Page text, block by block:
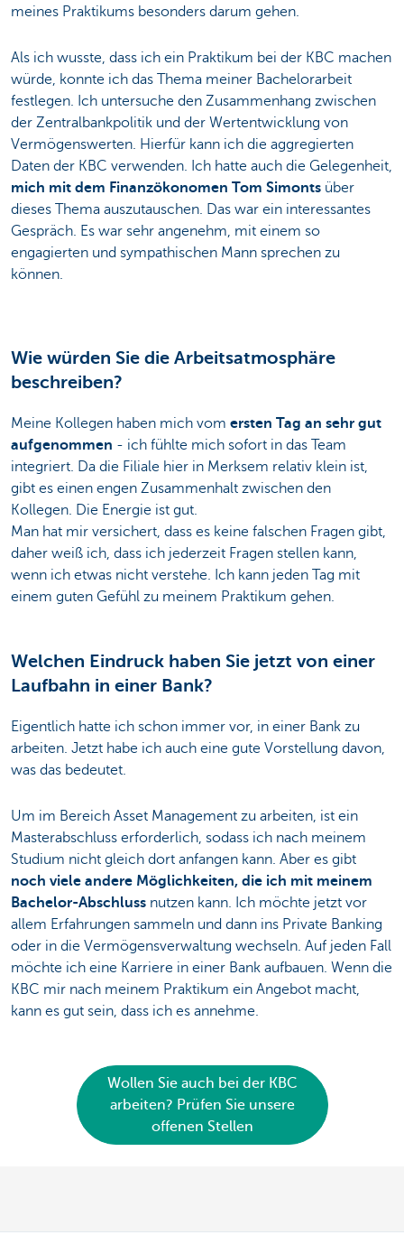
meines Praktikums besonders darum gehen.
Als ich wusste, dass ich ein Praktikum bei der KBC machen
würde, konnte ich das Thema meiner Bachelorarbeit
festlegen. Ich untersuche den Zusammenhang zwischen
der Zentralbankpolitik und der Wertentwicklung von
Vermögenswerten. Hierfür kann ich die aggregierten
Daten der KBC verwenden. Ich hatte auch die Gelegenheit,
mich mit dem Finanzökonomen Tom Simonts über
dieses Thema auszutauschen. Das war ein interessantes
Gespräch. Es war sehr angenehm, mit einem so
engagierten und sympathischen Mann sprechen zu
können.
Wie würden Sie die Arbeitsatmosphäre
beschreiben?
Meine Kollegen haben mich vom ersten Tag an sehr gut
aufgenommen - ich fühlte mich sofort in das Team
integriert. Da die Filiale hier in Merksem relativ klein ist,
gibt es einen engen Zusammenhalt zwischen den
Kollegen. Die Energie ist gut.
Man hat mir versichert, dass es keine falschen Fragen gibt,
daher weiß ich, dass ich jederzeit Fragen stellen kann,
wenn ich etwas nicht verstehe. Ich kann jeden Tag mit
einem guten Gefühl zu meinem Praktikum gehen.
Welchen Eindruck haben Sie jetzt von einer
Laufbahn in einer Bank?
Eigentlich hatte ich schon immer vor, in einer Bank zu
arbeiten. Jetzt habe ich auch eine gute Vorstellung davon,
was das bedeutet.
Um im Bereich Asset Management zu arbeiten, ist ein
Masterabschluss erforderlich, sodass ich nach meinem
Studium nicht gleich dort anfangen kann. Aber es gibt
noch viele andere Möglichkeiten, die ich mit meinem
Bachelor-Abschluss nutzen kann. Ich möchte jetzt vor
allem Erfahrungen sammeln und dann ins Private Banking
oder in die Vermögensverwaltung wechseln. Auf jeden Fall
möchte ich eine Karriere in einer Bank aufbauen. Wenn die
KBC mir nach meinem Praktikum ein Angebot macht,
kann es gut sein, dass ich es annehme.
Wollen Sie auch bei der KBC
arbeiten? Prüfen Sie unsere
offenen Stellen